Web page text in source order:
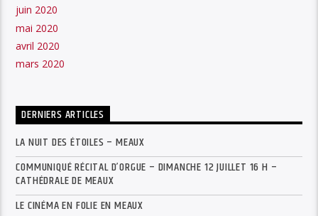
juin 2020
mai 2020
avril 2020
mars 2020
DERNIERS ARTICLES
LA NUIT DES ÉTOILES – MEAUX
COMMUNIQUÉ RÉCITAL D’ORGUE – DIMANCHE 12 JUILLET 16 H –
CATHÉDRALE DE MEAUX
LE CINÉMA EN FOLIE EN MEAUX